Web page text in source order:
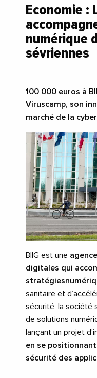
Economie :
numérique
sévriennes
100 000 euros à
Viruscamp, son
marché de la
BIIG est une
digitales qui
sanitaire et
sécurité, la société
de solutions
lançant un projet
en se
sécurité des